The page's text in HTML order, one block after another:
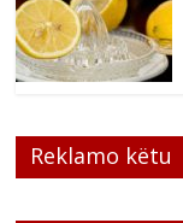
Reklamo këtu